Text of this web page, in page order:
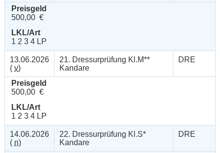
Preisgeld
500,00 €
LKL/Art
1 2 3 4 LP
13.06.2026
( v)
21. Dressurprüfung Kl.M**
Kandare
DRE
Preisgeld
500,00 €
LKL/Art
1 2 3 4 LP
14.06.2026
( n)
22. Dressurprüfung Kl.S*
Kandare
DRE